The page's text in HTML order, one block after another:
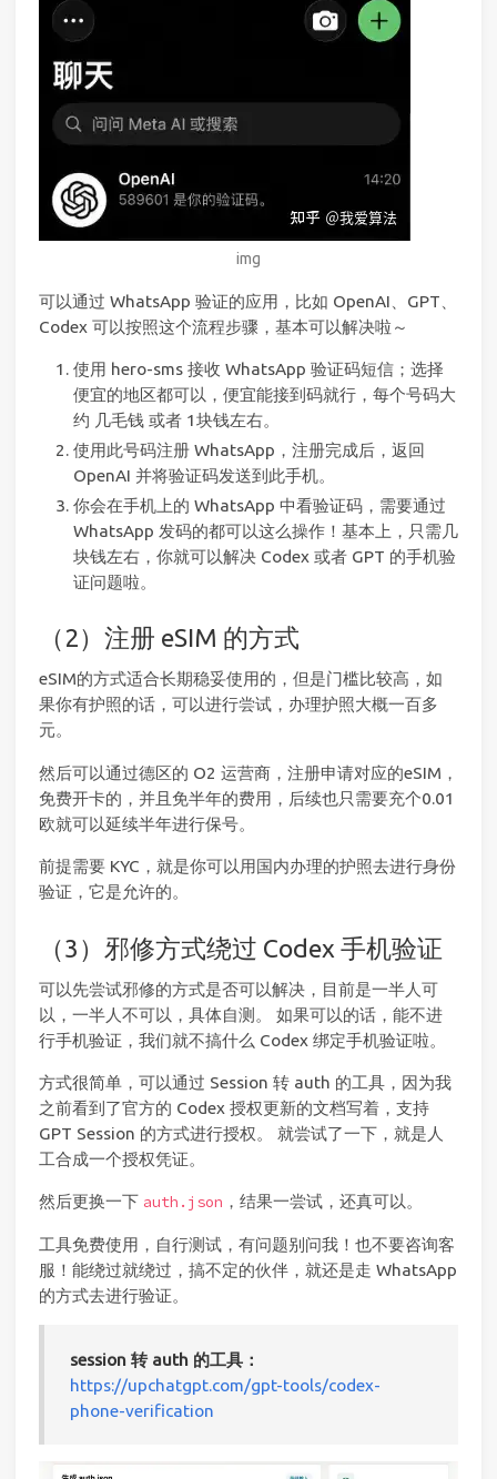
img
可以通过 WhatsApp 验证的应用，比如 OpenAI、GPT、
Codex 可以按照这个流程步骤，基本可以解决啦～
使用 hero-sms 接收 WhatsApp 验证码短信；选择
便宜的地区都可以，便宜能接到码就行，每个号码大
约 几毛钱 或者 1块钱左右。
使用此号码注册 WhatsApp，注册完成后，返回
OpenAI 并将验证码发送到此手机。
你会在手机上的 WhatsApp 中看验证码，需要通过
WhatsApp 发码的都可以这么操作！基本上，只需几
块钱左右，你就可以解决 Codex 或者 GPT 的手机验
证问题啦。
（2）注册 eSIM 的方式
eSIM的方式适合长期稳妥使用的，但是门槛比较高，如
果你有护照的话，可以进行尝试，办理护照大概一百多
元。
然后可以通过德区的 O2 运营商，注册申请对应的eSIM，
免费开卡的，并且免半年的费用，后续也只需要充个0.01
欧就可以延续半年进行保号。
前提需要 KYC，就是你可以用国内办理的护照去进行身份
验证，它是允许的。
（3）邪修方式绕过 Codex 手机验证
可以先尝试邪修的方式是否可以解决，目前是一半人可
以，一半人不可以，具体自测。 如果可以的话，能不进
行手机验证，我们就不搞什么 Codex 绑定手机验证啦。
方式很简单，可以通过 Session 转 auth 的工具，因为我
之前看到了官方的 Codex 授权更新的文档写着，支持
GPT Session 的方式进行授权。 就尝试了一下，就是人
工合成一个授权凭证。
然后更换一下 auth.json ，结果一尝试，还真可以。
工具免费使用，自行测试，有问题别问我！也不要咨询客
服！能绕过就绕过，搞不定的伙伴，就还是走 WhatsApp
的方式去进行验证。
session 转 auth 的工具：
https://upchatgpt.com/gpt-tools/codex-
phone-verification